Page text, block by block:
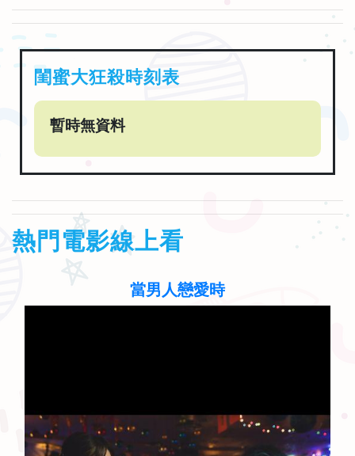
閨蜜大狂殺時刻表
暫時無資料
熱門電影線上看
聽見歌 再唱